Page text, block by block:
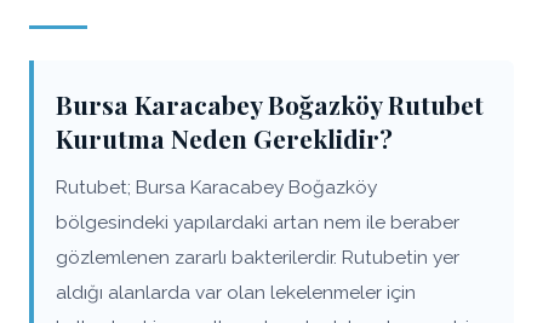
Bursa Karacabey Boğazköy Rutubet
Kurutma Neden Gereklidir?
Rutubet; Bursa Karacabey Boğazköy
bölgesindeki yapılardaki artan nem ile beraber
gözlemlenen zararlı bakterilerdir. Rutubetin yer
aldığı alanlarda var olan lekelenmeler için